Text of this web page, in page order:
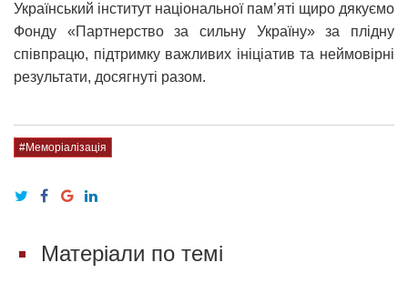
Український інститут національної пам’яті щиро дякуємо
Фонду «Партнерство за сильну Україну» за плідну
співпрацю, підтримку важливих ініціатив та неймовірні
результати, досягнуті разом.
#Меморіалізація
Матеріали по темі